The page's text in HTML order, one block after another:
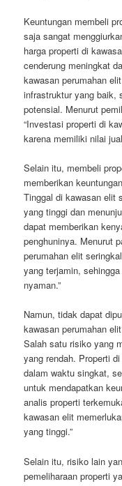
Keuntungan membeli
saja sangat
harga properti di
cenderung meningkat
kawasan perumahan
infrastruktur yang baik,
potensial. Menurut
“Investasi properti di
karena memiliki nilai
Selain itu, membeli
memberikan
Tinggal di kawasan elit
yang tinggi dan
dapat memberikan
penghuninya. Menurut
perumahan elit
yang terjamin,
nyaman.”
Namun, tidak dapat
kawasan perumahan
Salah satu risiko yang
yang rendah. Properti
dalam waktu singkat,
untuk mendapatkan
analis properti
kawasan elit
yang tinggi.”
Selain itu, risiko lain
pemeliharaan properti